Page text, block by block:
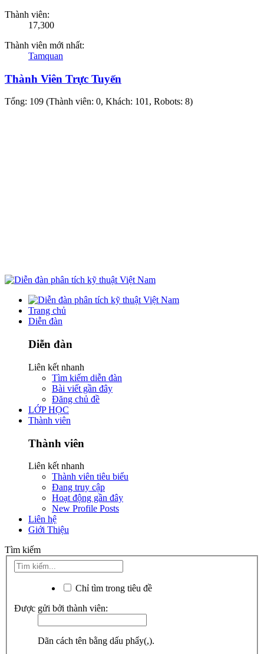
Thành viên:
17,300
Thành viên mới nhất:
Tamquan
Thành Viên Trực Tuyến
Tổng: 109 (Thành viên: 0, Khách: 101, Robots: 8)
Trang chủ
Diễn đàn
Diễn đàn
Liên kết nhanh
Tìm kiếm diễn đàn
Bài viết gần đây
Đăng chủ đề
LỚP HỌC
Thành viên
Thành viên
Liên kết nhanh
Thành viên tiêu biểu
Đang truy cập
Hoạt động gần đây
New Profile Posts
Liên hệ
Giới Thiệu
Tìm kiếm
Chỉ tìm trong tiêu đề
Được gửi bởi thành viên:
Dãn cách tên bằng dấu phẩy(,).